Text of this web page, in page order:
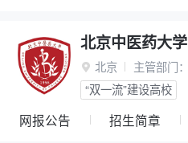
北京中医药大学
 北京 主管部门：
“双一流”建设高校
网报公告 招生简章